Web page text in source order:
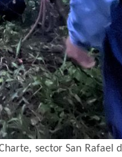
sector San Rafael